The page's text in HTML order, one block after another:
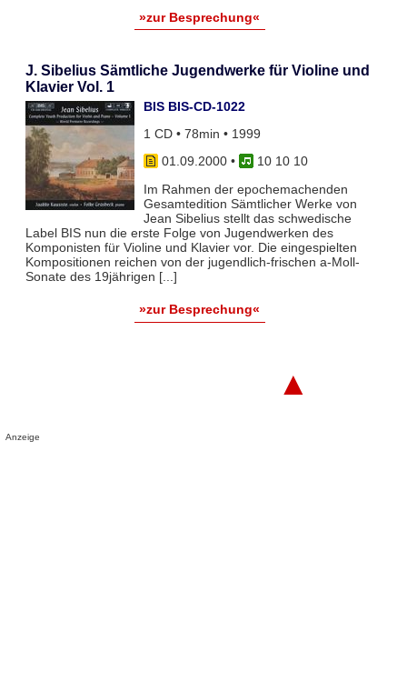
»zur Besprechung«
J. Sibelius Sämtliche Jugendwerke für Violine und
Klavier Vol. 1
BIS BIS-CD-1022
1 CD • 78min • 1999
01.09.2000•
10 10 10
Im Rahmen der epochemachenden
Gesamtedition Sämtlicher Werke von
Jean Sibelius stellt das schwedische
Label BIS nun die erste Folge von Jugendwerken des
Komponisten für Violine und Klavier vor. Die eingespielten
Kompositionen reichen von der jugendlich-frischen a-Moll-
Sonate des 19jährigen [...]
»zur Besprechung«
▲
Anzeige